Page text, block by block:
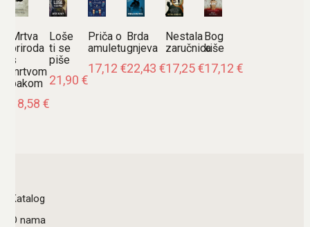
Mrtva
priroda
s
mrtvom
bakom
18,58 €
Loše
ti se
piše
21,90 €
Priča o
amuletu
17,12 €
Brda
gnjeva
22,43 €
Nestala
zaručnica
17,25€
Bog
kiše
17,12 €
Katalog
O nama